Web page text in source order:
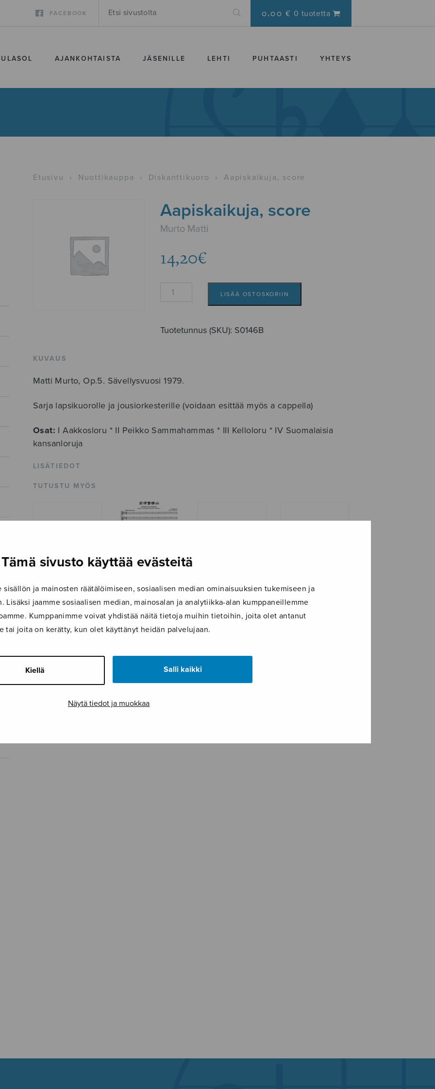
Tämä sivusto käyttää evästeitä
sisällön ja mainosten räätälöimiseen, sosiaalisen median ominaisuuksien tukemiseen ja
Lisäksi jaamme sosiaalisen median, mainosalan ja analytiikka-alan kumppaneillemme
Kumppanimme voivat yhdistää näitä tietoja muihin tietoihin, joita olet antanut
tai joita on kerätty, kun olet käyttänyt heidän palvelujaan.
Kiellä Salli kaikki
Näytä tiedot ja muokkaa
FACEBOOK 0.00 € 0 tuotetta
AJANKOHTAISTA JÄSENILLE LEHTI PUHTAASTI YHTEYS
Etusivu › Nuottikauppa › Diskanttikuoro › Aapiskaikuja, score
Aapiskaikuja, score
Murto Matti
14,20€
Aapiskaikuja,
LISÄÄ OSTOSKORIIN
Tuotetunnus (SKU): S0146B
KUVAUS
Matti Murto, Op.5. Sävellysvuosi 1979.
Sarja lapsikuorolle ja jousiorkesterille (voidaan esittää myös a cappella)
Osat: I Aakkosloru * II Peikko Sammahammas * III Kelloloru * IV Suomalaisia
kansanloruja
LISÄTIEDOT
TUTUSTU MYÖS
Suomen äideille
The Volcano of
Aizu Bandaisan
Aamuisin Mater Christi